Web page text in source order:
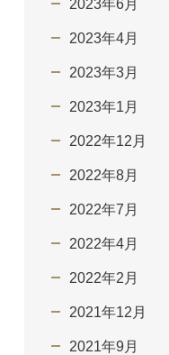
2023年6月
2023年4月
2023年3月
2023年1月
2022年12月
2022年8月
2022年7月
2022年4月
2022年2月
2021年12月
2021年9月